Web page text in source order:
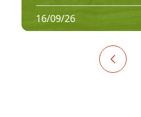
16/09/26